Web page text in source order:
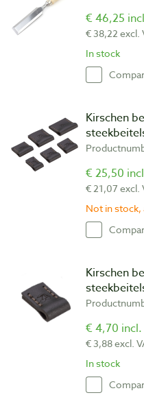
€ 46,25
€ 38,22 excl.
In stock
Kirschen
€ 25,50
€ 21,07 excl.
Not in
Kirschen
€ 4,70 incl.
€ 3,88 excl.
In stock